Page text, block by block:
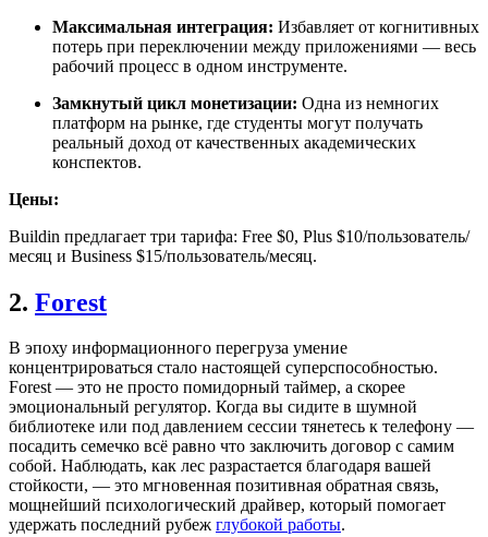
Максимальная интеграция: Избавляет от когнитивных
потерь при переключении между приложениями — весь
рабочий процесс в одном инструменте.
Замкнутый цикл монетизации: Одна из немногих
платформ на рынке, где студенты могут получать
реальный доход от качественных академических
конспектов.
Цены:
Buildin предлагает три тарифа: Free $0, Plus $10/пользователь/
месяц и Business $15/пользователь/месяц.
2. Forest
В эпоху информационного перегруза умение
концентрироваться стало настоящей суперспособностью.
Forest — это не просто помидорный таймер, а скорее
эмоциональный регулятор. Когда вы сидите в шумной
библиотеке или под давлением сессии тянетесь к телефону —
посадить семечко всё равно что заключить договор с самим
собой. Наблюдать, как лес разрастается благодаря вашей
стойкости, — это мгновенная позитивная обратная связь,
мощнейший психологический драйвер, который помогает
удержать последний рубеж глубокой работы.